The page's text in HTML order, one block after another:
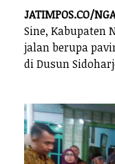
JATIMPOS.CO/
Sine, Kabupaten
jalan berupa
di Dusun